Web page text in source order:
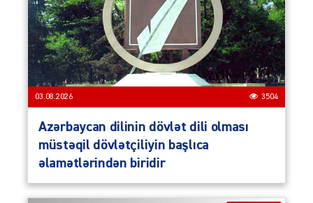
03.08.2026 3504
Azərbaycan dilinin dövlət dili olması
müstəqil dövlətçiliyin başlıca
əlamətlərindən biridir